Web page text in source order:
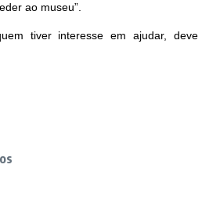
ao museu”.
tiver interesse em ajudar, deve